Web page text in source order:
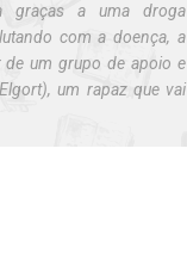
graças a uma droga
com a doença, a
um grupo de apoio e
um rapaz que vai